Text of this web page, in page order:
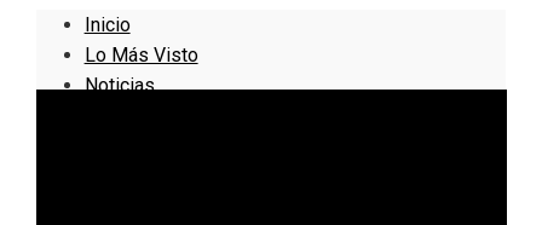
Inicio
Lo Más Visto
Noticias